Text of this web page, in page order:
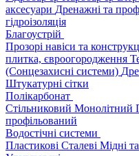
аксесуари Дренажні та
гідроізоляція
Благоустрій
Прозорі навіси та
плитка, євроогородження
(Сонцезахисні системи)
Штукатурні сітки
Полікарбонат
Стільниковий Монолітний
профільований
Водостічні системи
Пластикові Сталеві Мідні